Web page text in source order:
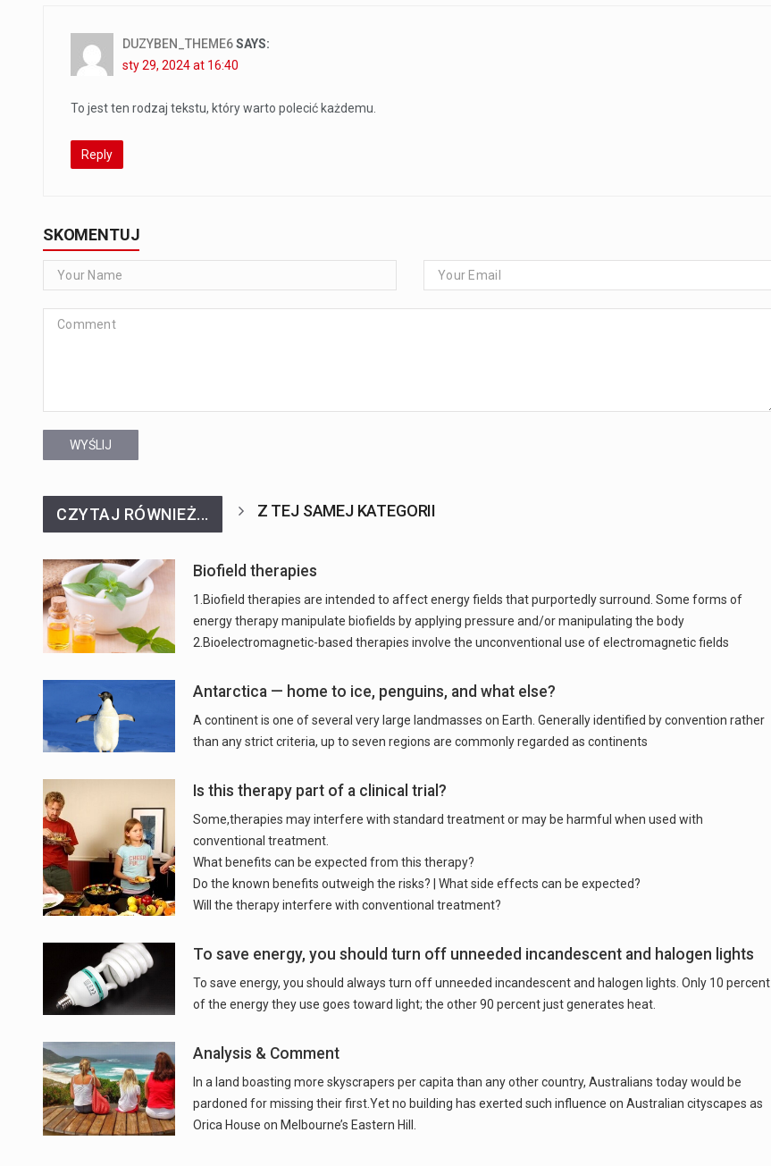
DUZYBEN_THEME6SAYS:
sty 29, 2024 at 16:40
To jest ten rodzaj tekstu, który warto polecić każdemu.
Reply
SKOMENTUJ
WYŚLIJ
CZYTAJ RÓWNIEŻ... Z TEJ SAMEJ KATEGORII
Biofield therapies
1.Biofield therapies are intended to affect energy fields that purportedly surround. Some forms of
energy therapy manipulate biofields by applying pressure and/or manipulating the body
2.Bioelectromagnetic-based therapies involve the unconventional use of electromagnetic fields
Antarctica — home to ice, penguins, and what else?
A continent is one of several very large landmasses on Earth. Generally identified by convention rather
than any strict criteria, up to seven regions are commonly regarded as continents
Is this therapy part of a clinical trial?
Some,therapies may interfere with standard treatment or may be harmful when used with
conventional treatment.
What benefits can be expected from this therapy?
Do the known benefits outweigh the risks? | What side effects can be expected?
Will the therapy interfere with conventional treatment?
To save energy, you should turn off unneeded incandescent and halogen lights
To save energy, you should always turn off unneeded incandescent and halogen lights. Only 10 percent
of the energy they use goes toward light; the other 90 percent just generates heat.
Analysis & Comment
In a land boasting more skyscrapers per capita than any other country, Australians today would be
pardoned for missing their first.Yet no building has exerted such influence on Australian cityscapes as
Orica House on Melbourne’s Eastern Hill.